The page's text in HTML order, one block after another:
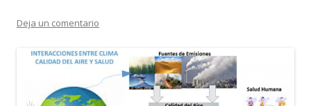
Deja un comentario